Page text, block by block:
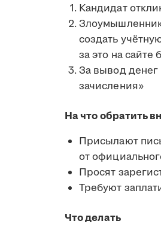
Кандидат
создать
за это на сайте
За вывод денег
зачисления»
На что обратить
Присылают
от
Просят
Требуют
Что делать